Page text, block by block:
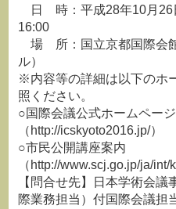
日 時：平成28年10月26
16:00
場 所：国立京都国際会
ル）
※内容等の詳細は以下のホ
照ください。
○国際会議公式ホームページ
（http://icskyoto2016.jp/）
○市民公開講座案内
（http://www.scj.go.jp/ja/int/
【問合せ先】日本学術会議
際業務担当）付国際会議担